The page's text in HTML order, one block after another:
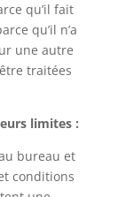
qu’il fait
qu’il n’a
une autre
traitées
limites :
bureau et
conditions